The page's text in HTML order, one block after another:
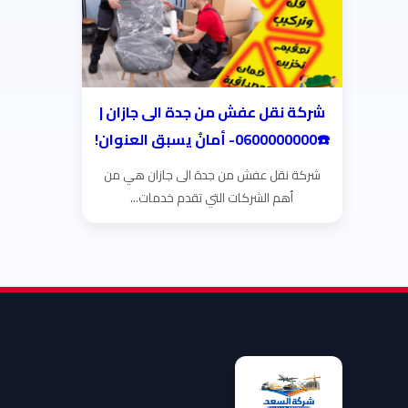
شركة نقل عفش من جدة الى جازان |
☎️0600000000- أمانٌ يسبق العنوان!
شركة نقل عفش من جدة الى جازان هي من
أهم الشركات التي تقدم خدمات...